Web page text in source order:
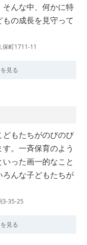
んな中、何かに特
の成長を見守って
保町1711-11
見る
もたちがのびのび
。一斉保育のよう
った画一的なこと
んな子どもたちが
3-35-25
見る